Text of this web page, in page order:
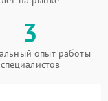
3
опыт работы
специалистов